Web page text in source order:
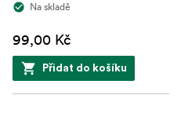
Na skladě
99,00 Kč
Přidat do košíku